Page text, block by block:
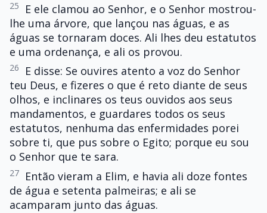
25
E ele clamou ao Senhor, e o Senhor mostrou-
lhe uma árvore, que lançou nas águas, e as
águas se tornaram doces. Ali lhes deu estatutos
e uma ordenança, e ali os provou.
26
E disse: Se ouvires atento a voz do Senhor
teu Deus, e fizeres o que é reto diante de seus
olhos, e inclinares os teus ouvidos aos seus
mandamentos, e guardares todos os seus
estatutos, nenhuma das enfermidades porei
sobre ti, que pus sobre o Egito; porque eu sou
o Senhor que te sara.
27
Então vieram a Elim, e havia ali doze fontes
de água e setenta palmeiras; e ali se
acamparam junto das águas.